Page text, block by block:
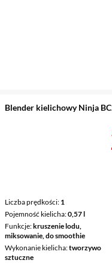
Blender kielichowy Ninja
Liczba prędkości 1
Pojemność kielicha 0,57 l
Funkcje kruszenie lodu,
miksowanie, do smoothie
Wykonanie kielicha tworzywo
sztuczne